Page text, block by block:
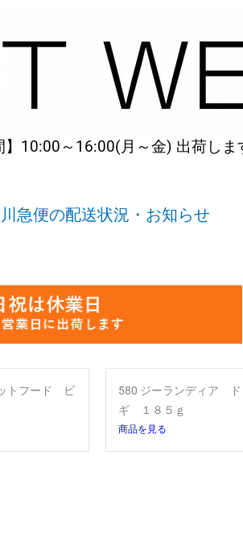
10:00～16:00(月～金) 出荷し
急便の配送状況・お知らせ
トフード ビ
580 ジーランディア
ギ １８５ｇ
商品を見る